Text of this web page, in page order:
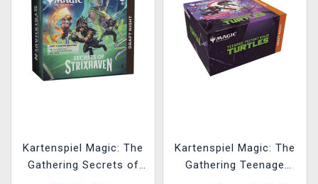
Kartenspiel Magic: The
Gathering Secrets of
Kartenspiel Magic: The
Gathering Teenage